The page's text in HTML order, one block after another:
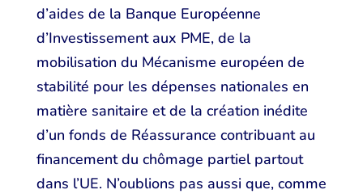
d’aides de la Banque Européenne
d’Investissement aux PME, de la
mobilisation du Mécanisme européen de
stabilité pour les dépenses nationales en
matière sanitaire et de la création inédite
d’un fonds de Réassurance contribuant au
financement du chômage partiel partout
dans l’UE. N’oublions pas aussi que, comme